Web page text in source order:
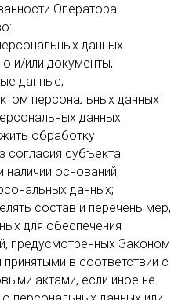
Оператора
данных
и/или документы,
данные;
персональных данных
данных
обработку
согласия субъекта
оснований,
данных;
состав и перечень мер,
для обеспечения
предусмотренных Законом
в соответствии с
актами, если иное не